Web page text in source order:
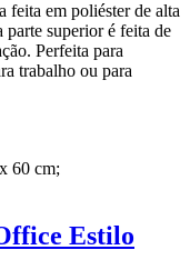
feita em poliéster de alta
parte superior é feita de
Perfeita para
trabalho ou para
60 cm;
Estilo